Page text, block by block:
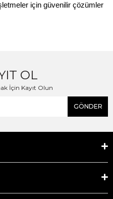
için güvenilir çözümler
OL
İçin Kayıt Olun
GÖNDER